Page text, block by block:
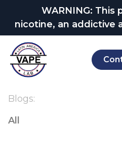
WARNING: This
nicotine, an addictive
Blogs:
All